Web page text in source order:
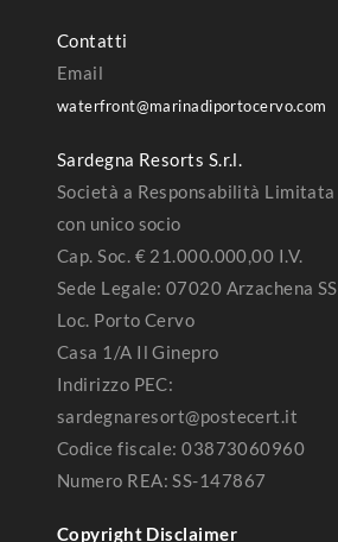
Contatti
Email
waterfront@marinadiportocervo.com
Sardegna Resorts S.r.l.
Società a Responsabilità Limitata
con unico socio
Cap. Soc. € 21.000.000,00 I.V.
Sede Legale: 07020 Arzachena SS
Loc. Porto Cervo
Casa 1/A Il Ginepro
Indirizzo PEC:
sardegnaresort@postecert.it
Codice fiscale: 03873060960
Numero REA: SS-147867
Copyright Disclaimer